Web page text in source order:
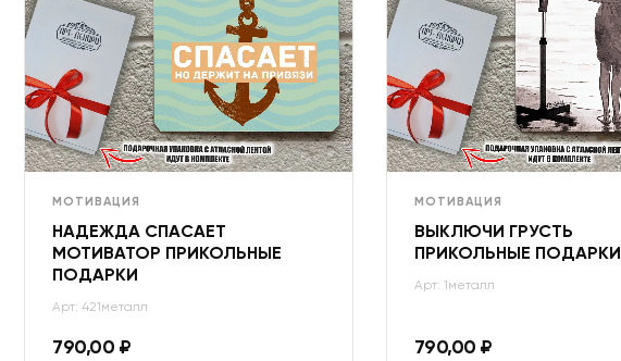
МОТИВАЦИЯ
НАДЕЖДА СПАСАЕТ
МОТИВАТОР ПРИКОЛЬНЫЕ
ПОДАРКИ
Арт: 421металл
790,00 ₽
МОТИВАЦИЯ
ВЫКЛЮЧИ ГРУСТЬ
ПРИКОЛЬНЫЕ ПОДАРКИ
Арт: 1металл
790,00 ₽